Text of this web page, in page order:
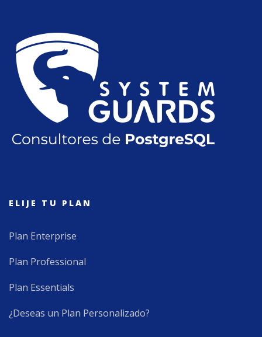
ELIJE TU PLAN
Plan Enterprise
Plan Professional
Plan Essentials
¿Deseas un Plan Personalizado?